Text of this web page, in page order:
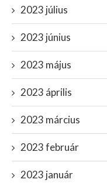
2023 július
2023 június
2023 május
2023 április
2023 március
2023 február
2023 január